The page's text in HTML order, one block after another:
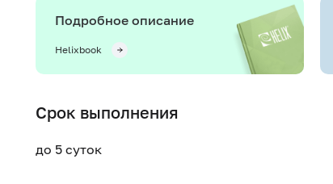
Подробное описание
Helixbook
Срок выполнения
до 5 суток